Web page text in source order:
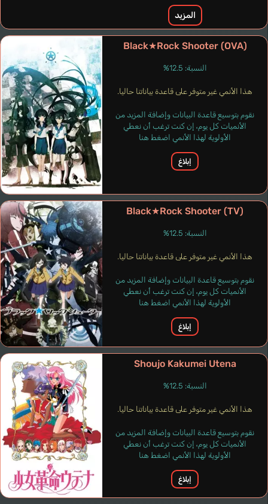
Ohashi Ayaka
Brianna
إنجليزي
Tiscareño Regina
إسباني
Botsu Azumi
برتغالي
Amane Tsukuyo Uchida Maaya
المزيد
Black★Rock Shooter (OVA)
النسبة: 12.5%
هذا الأنمي غير متوفر على قاعدة بياناتنا حاليا.
نقوم بتوسيع قاعدة البيانات وإضافة المزيد من
الأنميات كل يوم، إن كنت ترغب أن نعطي
الأولوية لهذا الأنمي اضغط هنا
إبلاغ
Black★Rock Shooter (TV)
النسبة: 12.5%
هذا الأنمي غير متوفر على قاعدة بياناتنا حاليا.
نقوم بتوسيع قاعدة البيانات وإضافة المزيد من
الأنميات كل يوم، إن كنت ترغب أن نعطي
الأولوية لهذا الأنمي اضغط هنا
إبلاغ
Shoujo Kakumei Utena
النسبة: 12.5%
هذا الأنمي غير متوفر على قاعدة بياناتنا حاليا.
نقوم بتوسيع قاعدة البيانات وإضافة المزيد من
الأنميات كل يوم، إن كنت ترغب أن نعطي
الأولوية لهذا الأنمي اضغط هنا
إبلاغ